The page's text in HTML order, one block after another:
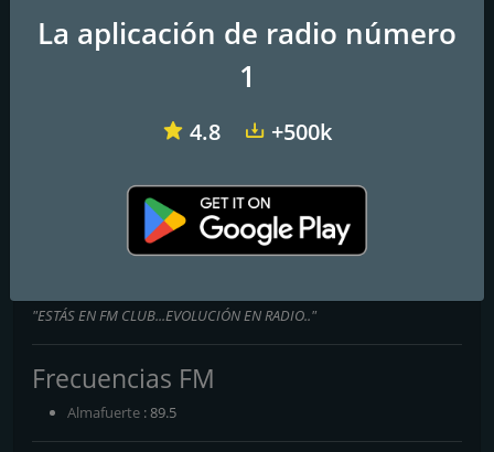
La Rocka 90
"ESTÁS EN FM CLUB...EVOLUCIÓN EN RADIO.."
Frecuencias FM
Almafuerte : 89.5
La aplicación de radio número
1
4.8 +500k